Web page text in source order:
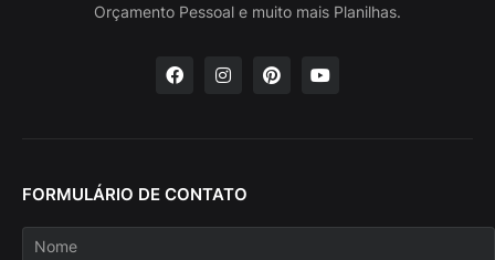
Orçamento Pessoal e muito mais Planilhas.
FORMULÁRIO DE CONTATO